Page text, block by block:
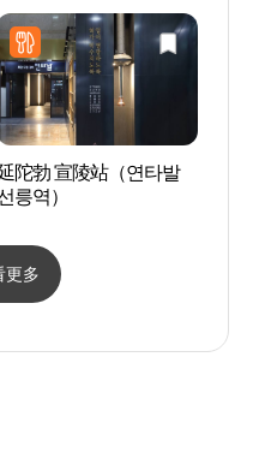
점)
陀勃 宣陵站（연타발
릉역）
更多